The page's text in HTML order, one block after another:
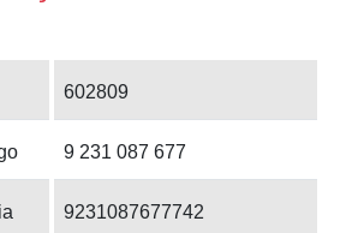
602809
9 231 087 677
9231087677742